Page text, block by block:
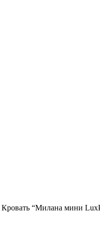
Кровать “Милана мини